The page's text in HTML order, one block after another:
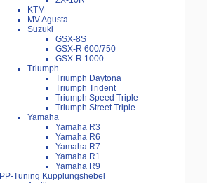
KTM
MV Agusta
Suzuki
GSX-8S
GSX-R 600/750
GSX-R 1000
Triumph
Triumph Daytona
Triumph Trident
Triumph Speed Triple
Triumph Street Triple
Yamaha
Yamaha R3
Yamaha R6
Yamaha R7
Yamaha R1
Yamaha R9
PP-Tuning Kupplungshebel